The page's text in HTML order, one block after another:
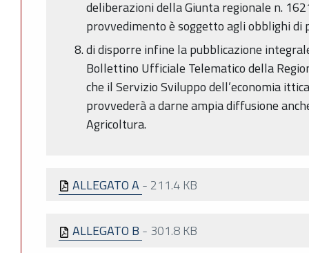
deliberazioni della Giunta regionale n.
provvedimento è soggetto agli obblighi
di disporre infine la pubblicazione
Bollettino Ufficiale Telematico della
che il Servizio Sviluppo dell’economia
provvederà a darne ampia diffusione
Agricoltura.
ALLEGATO A- 211.4 KB
ALLEGATO B - 301.8 KB